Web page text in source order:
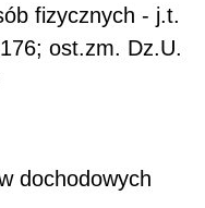
fizycznych - j.t.
ost.zm. Dz.U.
dochodowych